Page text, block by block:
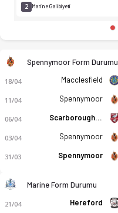
2 Marine Galibiyeti
Spennymoor Form Durumu
18/04 Macclesfield
11/04 Spennymoor
06/04 Scarborough Athletic
03/04 Spennymoor
31/03 Spennymoor
Marine Form Durumu
21/04 Hereford